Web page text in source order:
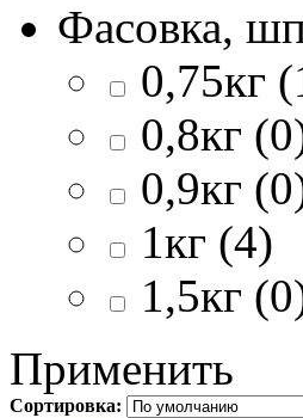
Фасовка,
0,75кг
0,8кг
0,9кг
1кг (4)
1,5кг
Применить
Сортировка: